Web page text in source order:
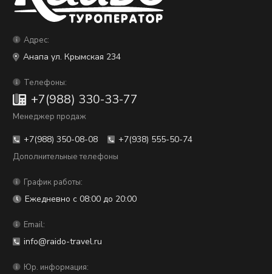
Адрес:
Анапа ул. Крымская 234
Телефоны:
+7(988) 330-33-77
Менеджер продаж
+7(988) 350-08-08 +7(938) 555-50-74
Дополнительные телефоны
График работы:
Ежедневно с 08:00 до 20:00
Email:
info@raido-travel.ru
Юр. информация: